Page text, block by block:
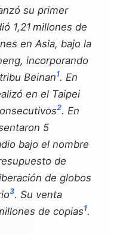
su primer
1,21 millones de
en Asia, bajo la
incorporando
Beinan1. En
en el Taipei
2. En
5
bajo el nombre
de
de globos
3. Su venta
de copias1.